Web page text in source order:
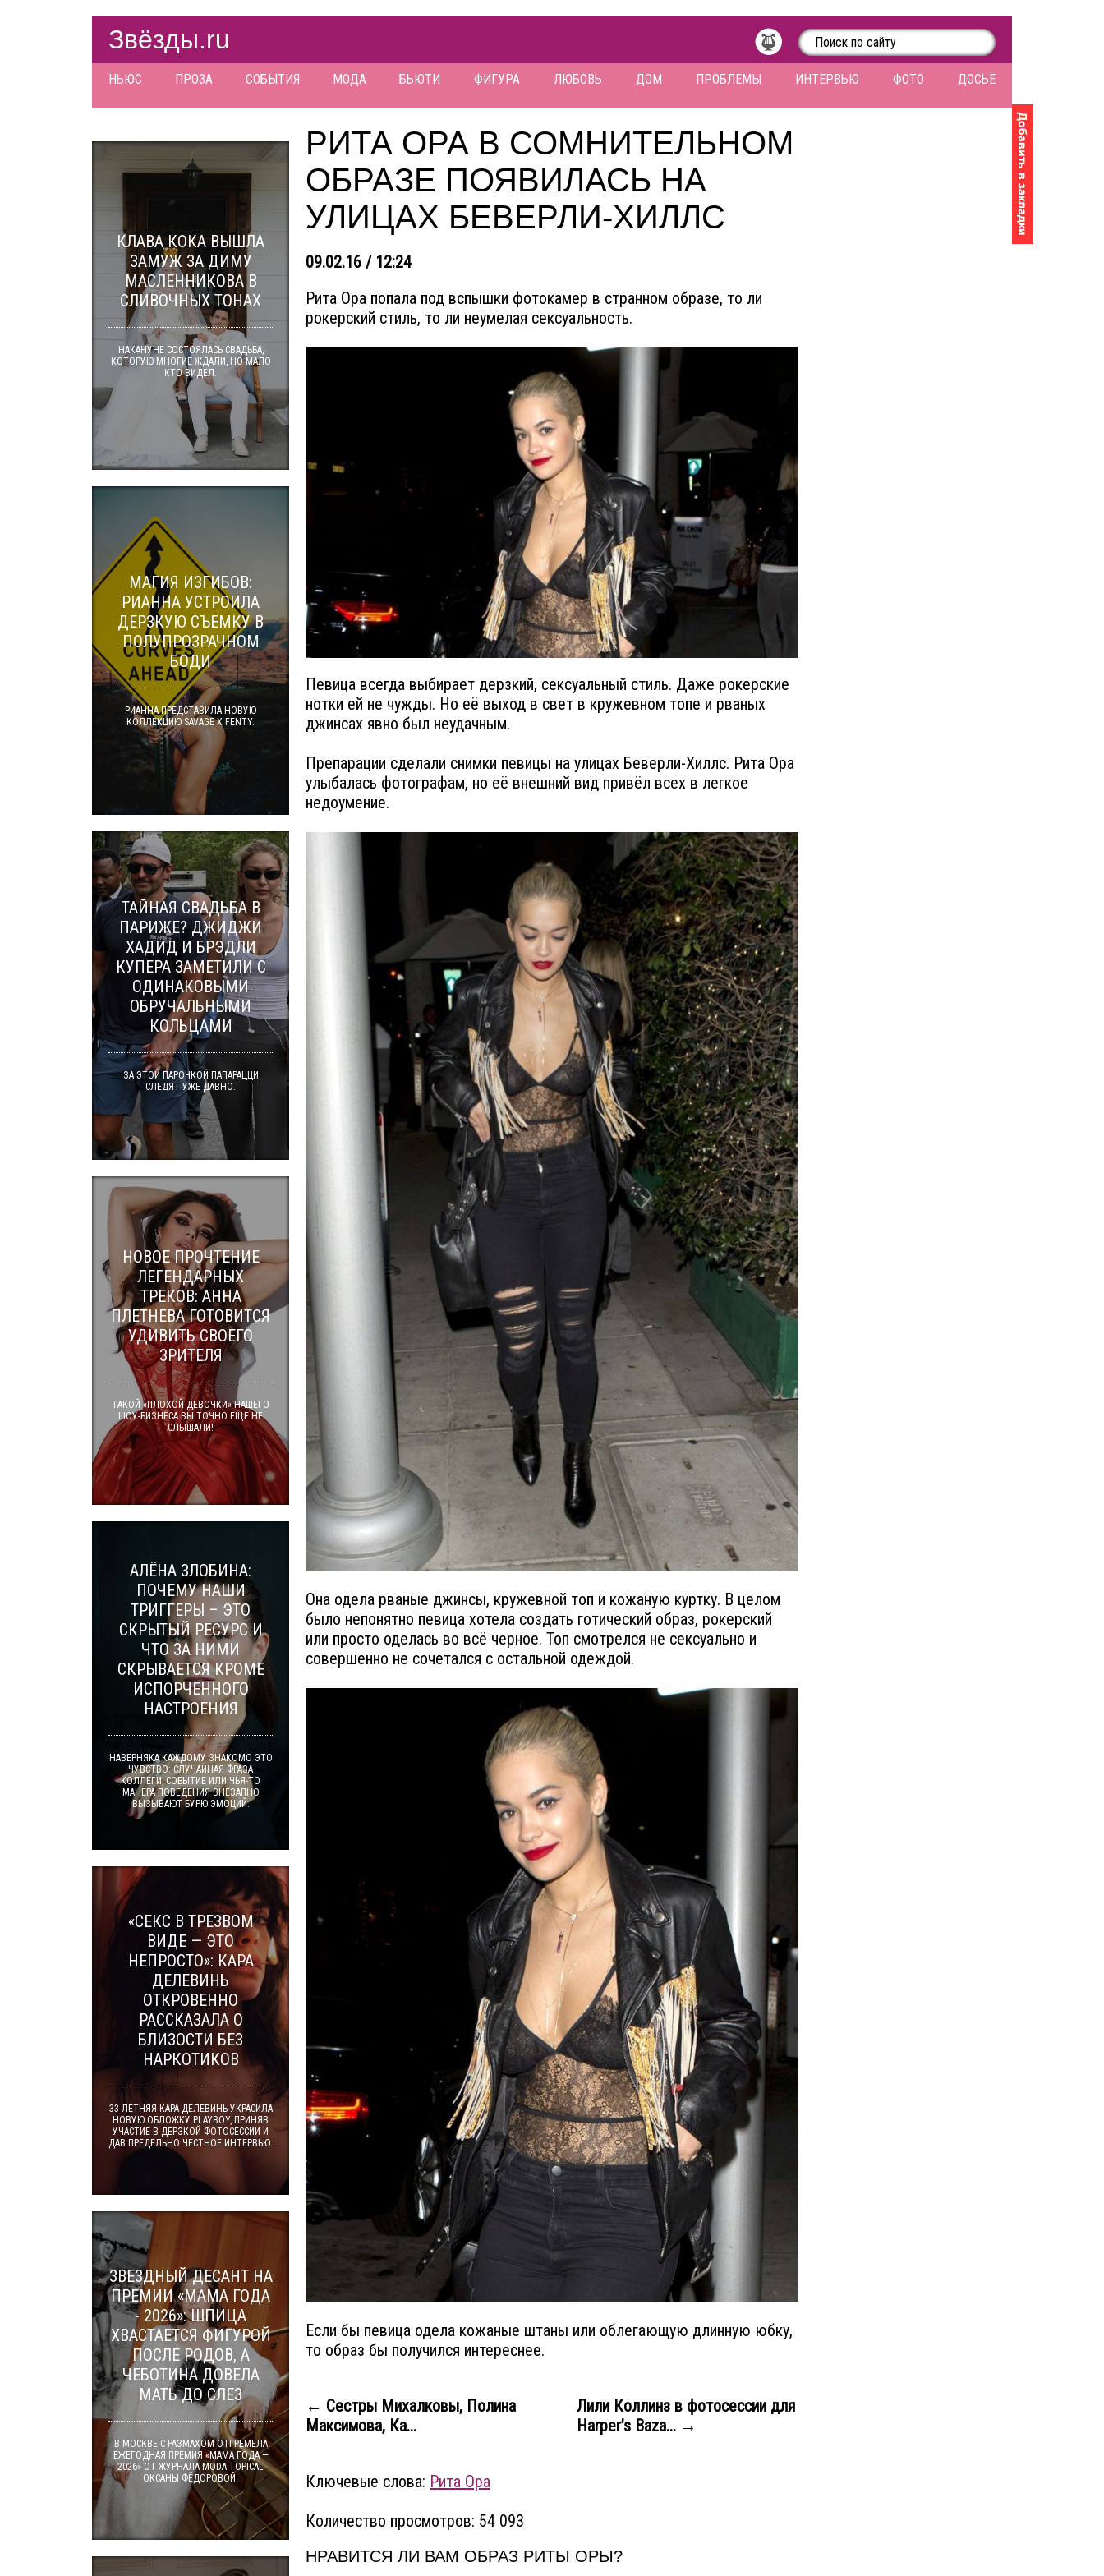
Звёзды.ru
НЬЮС ПРОЗА СОБЫТИЯ МОДА БЬЮТИ ФИГУРА ЛЮБОВЬ ДОМ ПРОБЛЕМЫ ИНТЕРВЬЮ ФОТО ДОСЬЕ
РИТА ОРА В СОМНИТЕЛЬНОМ
ОБРАЗЕ ПОЯВИЛАСЬ НА
УЛИЦАХ БЕВЕРЛИ-ХИЛЛС
09.02.16 / 12:24
Рита Ора попала под вспышки фотокамер в странном образе, то ли
рокерский стиль, то ли неумелая сексуальность.
Певица всегда выбирает дерзкий, сексуальный стиль. Даже рокерские
нотки ей не чужды. Но её выход в свет в кружевном топе и рваных
джинсах явно был неудачным.
Препарации сделали снимки певицы на улицах Беверли-Хиллс. Рита Ора
улыбалась фотографам, но её внешний вид привёл всех в легкое
недоумение.
Она одела рваные джинсы, кружевной топ и кожаную куртку. В целом
было непонятно певица хотела создать готический образ, рокерский
или просто оделась во всё черное. Топ смотрелся не сексуально и
совершенно не сочетался с остальной одеждой.
Если бы певица одела кожаные штаны или облегающую длинную юбку,
то образ бы получился интереснее.
← Сестры Михалковы, Полина
Максимова, Ка...
Лили Коллинз в фотосессии для
Harper’s Baza... →
Ключевые слова: Рита Ора
Количество просмотров: 54 093
НРАВИТСЯ ЛИ ВАМ ОБРАЗ РИТЫ ОРЫ?
КЛАВА КОКА ВЫШЛА
ЗАМУЖ ЗА ДИМУ
МАСЛЕННИКОВА В
СЛИВОЧНЫХ ТОНАХ
НАКАНУНЕ СОСТОЯЛАСЬ СВАДЬБА,
КОТОРУЮ МНОГИЕ ЖДАЛИ, НО МАЛО
КТО ВИДЕЛ.
МАГИЯ ИЗГИБОВ:
РИАННА УСТРОИЛА
ДЕРЗКУЮ СЪЕМКУ В
ПОЛУПРОЗРАЧНОМ
БОДИ
РИАННА ПРЕДСТАВИЛА НОВУЮ
КОЛЛЕКЦИЮ SAVAGE X FENTY.
ТАЙНАЯ СВАДЬБА В
ПАРИЖЕ? ДЖИДЖИ
ХАДИД И БРЭДЛИ
КУПЕРА ЗАМЕТИЛИ С
ОДИНАКОВЫМИ
ОБРУЧАЛЬНЫМИ
КОЛЬЦАМИ
ЗА ЭТОЙ ПАРОЧКОЙ ПАПАРАЦЦИ
СЛЕДЯТ УЖЕ ДАВНО.
НОВОЕ ПРОЧТЕНИЕ
ЛЕГЕНДАРНЫХ
ТРЕКОВ: АННА
ПЛЕТНЕВА ГОТОВИТСЯ
УДИВИТЬ СВОЕГО
ЗРИТЕЛЯ
ТАКОЙ «ПЛОХОЙ ДЕВОЧКИ» НАШЕГО
ШОУ-БИЗНЕСА ВЫ ТОЧНО ЕЩЕ НЕ
СЛЫШАЛИ!
АЛЁНА ЗЛОБИНА:
ПОЧЕМУ НАШИ
ТРИГГЕРЫ – ЭТО
СКРЫТЫЙ РЕСУРС И
ЧТО ЗА НИМИ
СКРЫВАЕТСЯ КРОМЕ
ИСПОРЧЕННОГО
НАСТРОЕНИЯ
НАВЕРНЯКА КАЖДОМУ ЗНАКОМО ЭТО
ЧУВСТВО: СЛУЧАЙНАЯ ФРАЗА
КОЛЛЕГИ, СОБЫТИЕ ИЛИ ЧЬЯ-ТО
МАНЕРА ПОВЕДЕНИЯ ВНЕЗАПНО
ВЫЗЫВАЮТ БУРЮ ЭМОЦИЙ.
«СЕКС В ТРЕЗВОМ
ВИДЕ — ЭТО
НЕПРОСТО»: КАРА
ДЕЛЕВИНЬ
ОТКРОВЕННО
РАССКАЗАЛА О
БЛИЗОСТИ БЕЗ
НАРКОТИКОВ
33-ЛЕТНЯЯ КАРА ДЕЛЕВИНЬ УКРАСИЛА
НОВУЮ ОБЛОЖКУ PLAYBOY, ПРИНЯВ
УЧАСТИЕ В ДЕРЗКОЙ ФОТОСЕССИИ И
ДАВ ПРЕДЕЛЬНО ЧЕСТНОЕ ИНТЕРВЬЮ.
ЗВЕЗДНЫЙ ДЕСАНТ НА
ПРЕМИИ «МАМА ГОДА
- 2026»: ШПИЦА
ХВАСТАЕТСЯ ФИГУРОЙ
ПОСЛЕ РОДОВ, А
ЧЕБОТИНА ДОВЕЛА
МАТЬ ДО СЛЕЗ
В МОСКВЕ С РАЗМАХОМ ОТГРЕМЕЛА
ЕЖЕГОДНАЯ ПРЕМИЯ «МАМА ГОДА —
2026» ОТ ЖУРНАЛА MODA TOPICAL
ОКСАНЫ ФЁДОРОВОЙ.